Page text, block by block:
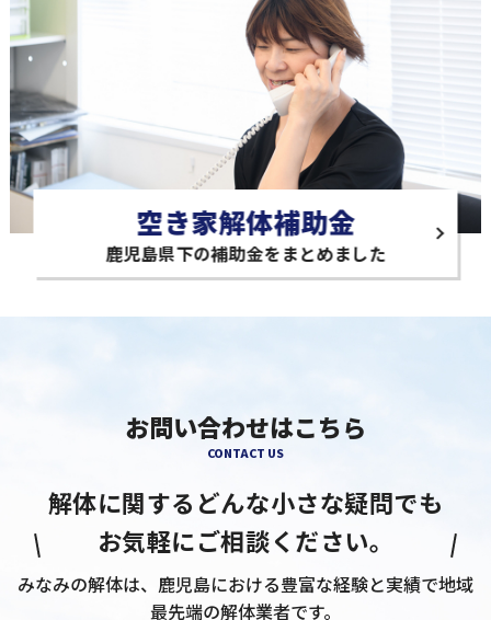
空き家解体補助金
鹿児島県下の補助金をまとめました
お問い合わせはこちら
CONTACT US
解体に関するどんな小さな疑問でも
お気軽にご相談ください。
みなみの解体は、鹿児島における豊富な経験と実績で地域
最先端の解体業者です。